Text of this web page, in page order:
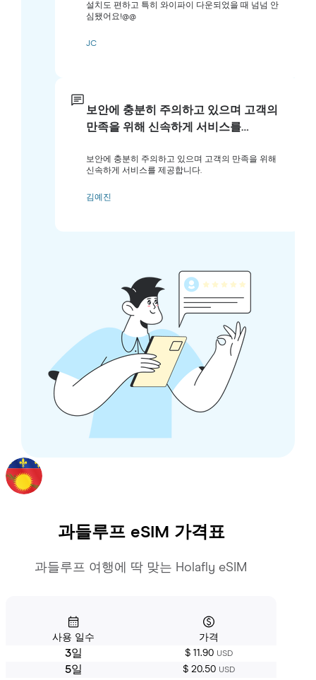
설치도 편하고 특히 와이파이 다운되었을 때 넘넘 안
심됐어요!@@
JC
보안에 충분히 주의하고 있으며 고객의
만족을 위해 신속하게 서비스를…
보안에 충분히 주의하고 있으며 고객의 만족을 위해
신속하게 서비스를 제공합니다.
김예진
과들루프eSIM 가격표
과들루프 여행에 딱 맞는 Holafly eSIM
사용 일수 가격
3일 $ 11.90 USD
5일 $ 20.50 USD